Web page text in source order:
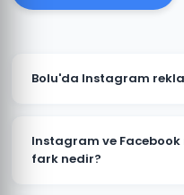
Bolu'da Instagram
sektörünüze göre
günlük 50 TL'den
Instagram ve
fark nedir?